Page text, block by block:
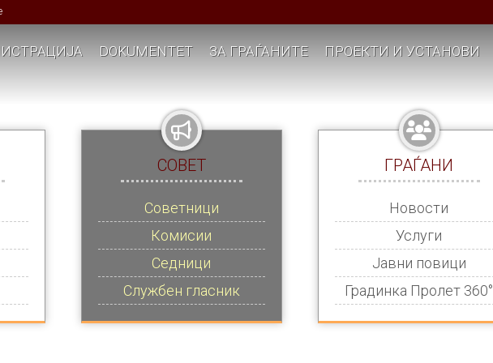
DOKUMENTET ЗА ГРАЃАНИТЕ ПРОЕКТИ И УСТАНОВИ
СОВЕТ
Советници
Комисии
Седници
Службен гласник
ГРАЃАНИ
Новости
Услуги
Јавни повици
Градинка Пролет 360°